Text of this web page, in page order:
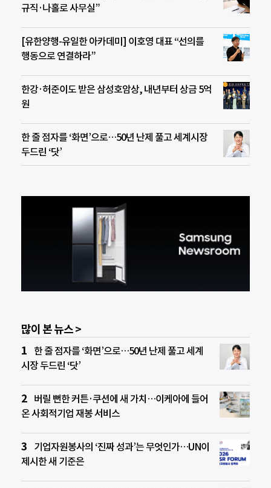
규직·나홀로 사무실”
[유한양행-유일한 아카데미] 이호영 대표 “선의를
행동으로 연결하라”
한강·허준이도 받은 삼성호암상, 내년부터 상금 5억
원
한 줄 점자를 ‘화면’으로…50년 난제 풀고 세계시장
두드린 ‘닷’
많이 본 뉴스 >
한 줄 점자를 ‘화면’으로…50년 난제 풀고 세계
시장 두드린 ‘닷’
버릴 뻔한 커튼·쿠션에 새 가치…이케아에 들어
온 사회적기업 재봉 서비스
기업자원봉사의 ‘진짜 성과’는 무엇인가…UN이
제시한 새 기준은